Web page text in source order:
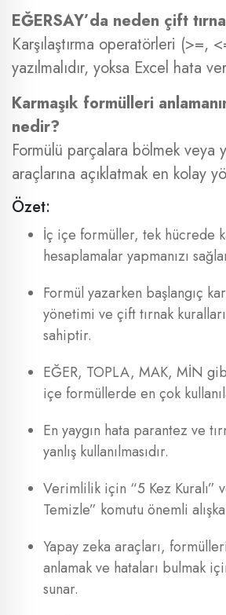
EĞERSAY’da neden çift
Karşılaştırma operatörleri (>=,
yazılmalıdır, yoksa Excel hata
Karmaşık formülleri
nedir?
Formülü parçalara bölmek veya
araçlarına açıklatmak en kolay
Özet:
İç içe formüller, tek hücrede
hesaplamalar yapmanızı
Formül yazarken başlangıç
yönetimi ve çift tırnak
sahiptir.
EĞER, TOPLA, MAK, MİN
içe formüllerde en çok
En yaygın hata parantez ve
yanlış kullanılmasıdır.
Verimlilik için “5 Kez Kuralı”
Temizle” komutu önemli
Yapay zeka araçları,
anlamak ve hataları bulmak
sunar.